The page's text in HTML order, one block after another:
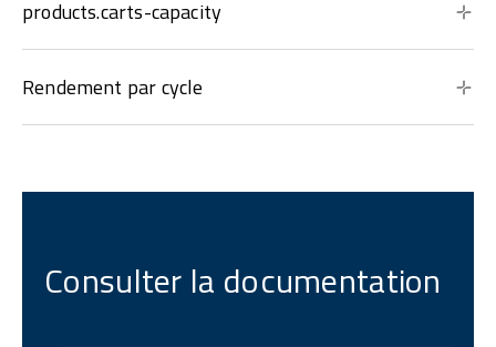
products.carts-capacity
Rendement par cycle
Consulter la documentation